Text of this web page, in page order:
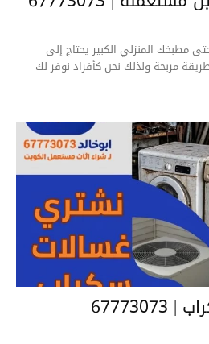
مطبخك المنزلي الكبير يحتاج إلى
مربحة ولذلك نحن كأفراد نوفر لك